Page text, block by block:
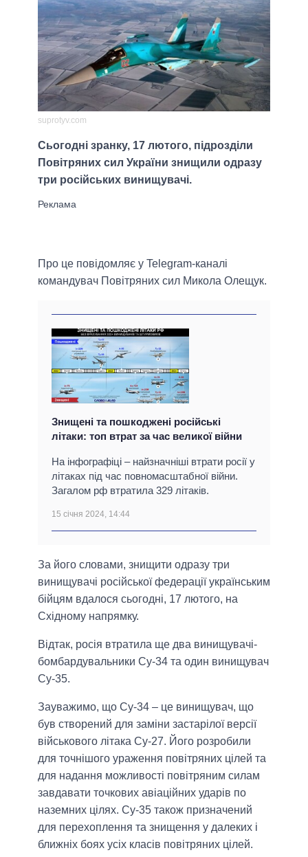
suprotyv.com
Сьогодні зранку, 17 лютого, підрозділи
Повітряних сил України знищили одразу
три російських винищувачі.
Про це повідомляє у Telegram-каналі
командувач Повітряних сил Микола Олещук.
Знищені та пошкоджені російські
літаки: топ втрат за час великої війни
На інфографіці – найзначніші втрати росії у
літаках під час повномасштабної війни.
Загалом рф втратила 329 літаків.
15 січня 2024, 14:44
За його словами, знищити одразу три
винищувачі російської федерації українським
бійцям вдалося сьогодні, 17 лютого, на
Східному напрямку.
Відтак, росія втратила ще два винищувачі-
бомбардувальники Су-34 та один винищувач
Су-35.
Зауважимо, що Су-34 – це винищувач, що
був створений для заміни застарілої версії
військового літака Су-27. Його розробили
для точнішого ураження повітряних цілей та
для надання можливості повітряним силам
завдавати точкових авіаційних ударів по
наземних цілях. Су-35 також призначений
для перехоплення та знищення у далеких і
ближніх боях усіх класів повітряних цілей.